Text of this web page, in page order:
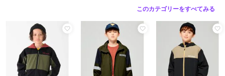
120,130,140,150,160,170
本体・裏地: ポリエステル100% パ
イピング: ナイロン82%, ポリウレ
商品のお取り扱い方法
お手入れ 洗濯機
このカテゴリーをすべてみる